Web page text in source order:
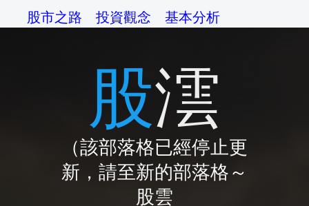
股市之路 投資觀念 基本分析
交易心理 綜論 相關網站
股澐
（該部落格已經停止更
新，請至新的部落格～
股雲